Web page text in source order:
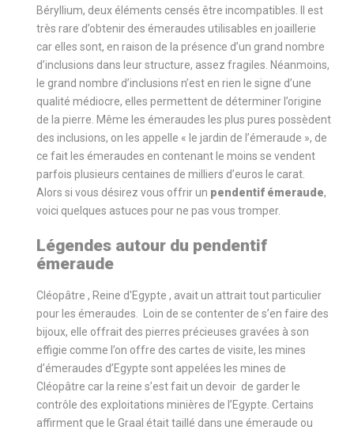
Béryllium, deux éléments censés être incompatibles. Il est
très rare d’obtenir des émeraudes utilisables en joaillerie
car elles sont, en raison de la présence d’un grand nombre
d’inclusions dans leur structure, assez fragiles. Néanmoins,
le grand nombre d’inclusions n’est en rien le signe d’une
qualité médiocre, elles permettent de déterminer l’origine
de la pierre. Même les émeraudes les plus pures possèdent
des inclusions, on les appelle « le jardin de l’émeraude », de
ce fait les émeraudes en contenant le moins se vendent
parfois plusieurs centaines de milliers d’euros le carat.
Alors si vous désirez vous offrir un pendentif émeraude,
voici quelques astuces pour ne pas vous tromper.
Légendes autour du pendentif
émeraude
Cléopâtre , Reine d'Egypte , avait un attrait tout particulier
pour les émeraudes. Loin de se contenter de s’en faire des
bijoux, elle offrait des pierres précieuses gravées à son
effigie comme l’on offre des cartes de visite, les mines
d’émeraudes d’Egypte sont appelées les mines de
Cléopâtre car la reine s’est fait un devoir de garder le
contrôle des exploitations minières de l’Egypte. Certains
affirment que le Graal était taillé dans une émeraude ou